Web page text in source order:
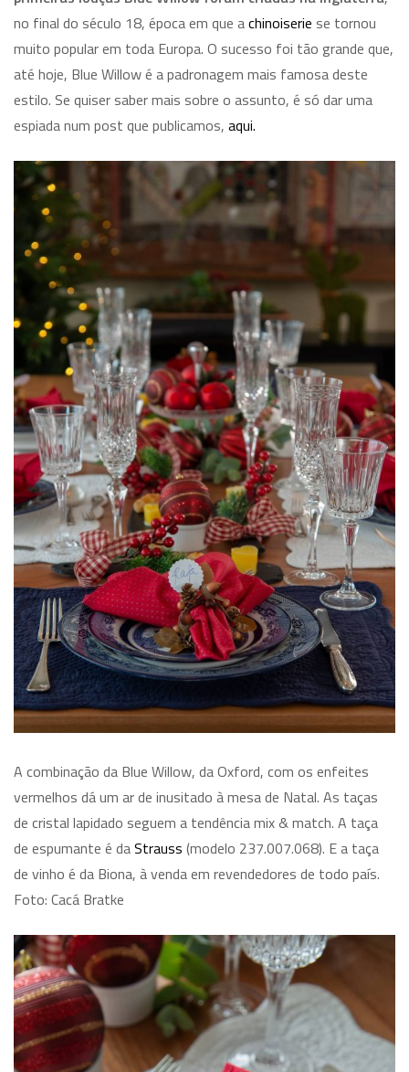
no final do século 18, época em que achinoiserie se tornou
muito popular em toda Europa. O sucesso foi tão grande que,
até hoje, Blue Willow é a padronagem mais famosa deste
estilo. Se quiser saber mais sobre o assunto, é só dar uma
espiada num post que publicamos, aqui.
A combinação da Blue Willow, da Oxford, com os enfeites
vermelhos dá um ar de inusitado à mesa de Natal. As taças
de cristal lapidado seguem a tendência mix & match. A taça
de espumante é daStrauss (modelo 237.007.068). E a taça
de vinho é da Biona, à venda em revendedores de todo país.
Foto: Cacá Bratke